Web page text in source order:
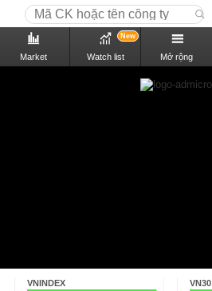
Market Watch list
New
Mở rộng
VNINDEX VN30